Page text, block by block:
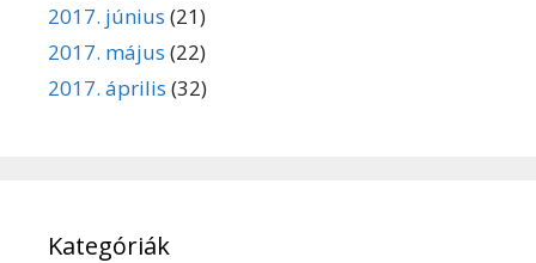
2017. június (21)
2017. május (22)
2017. április (32)
Kategóriák